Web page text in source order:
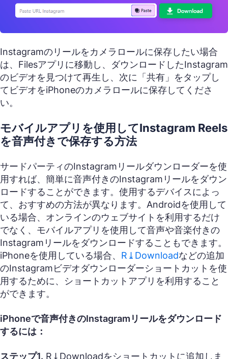
Instagramのリールをカメラロールに保存したい場合
は、Filesアプリに移動し、ダウンロードしたInstagram
のビデオを見つけて再生し、次に「共有」をタップし
てビデオをiPhoneのカメラロールに保存してくださ
い。
モバイルアプリを使用してInstagram Reels
を音声付きで保存する方法
サードパーティのInstagramリールダウンローダーを使
用すれば、簡単に音声付きのInstagramリールをダウン
ロードすることができます。使用するデバイスによっ
て、おすすめの方法が異なります。Androidを使用して
いる場合、オンラインのウェブサイトを利用するだけ
でなく、モバイルアプリを使用して音声や音楽付きの
Instagramリールをダウンロードすることもできます。
iPhoneを使用している場合、 R⤓Downloadなどの追加
のInstagramビデオダウンローダーショートカットを使
用するために、ショートカットアプリを利用すること
ができます。
iPhoneで音声付きのInstagramリールをダウンロード
するには：
ステップ1. R⤓Downloadをショートカットに追加しま